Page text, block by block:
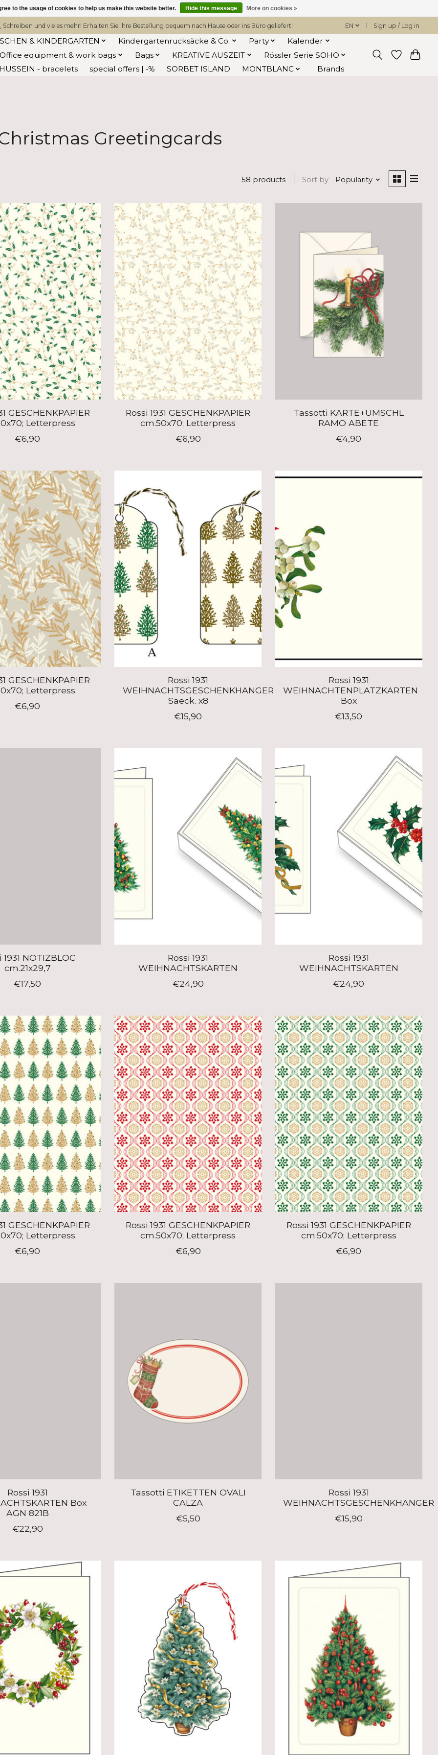
und vieles mehr! Erhalten Sie Ihre Bestellung bequem nach Hause oder ins Büro geliefert! EN Sign up / Log in
& KINDERGARTEN Kindergartenrucksäcke & Co. Party
Kalender
Office equipment & work bags
Bags KREATIVE AUSZEIT
Rössler Serie SOHO
- bracelets
special offers | -% SORBET ISLAND MONTBLANC Brands
Greetingcards
58 products Sort by Popularity
GESCHENKPAPIER
Letterpress
€6,90
Rossi 1931 GESCHENKPAPIER
cm.50x70; Letterpress
€6,90
Tassotti KARTE+UMSCHL
RAMO ABETE
€4,90
GESCHENKPAPIER
Letterpress
€6,90
Rossi 1931
WEIHNACHTSGESCHENKHANGER
Saeck. x8
€15,90
Rossi 1931
WEIHNACHTENPLATZKARTEN
Box
€13,50
1931 NOTIZBLOC
cm.21x29,7
€17,50
Rossi 1931
WEIHNACHTSKARTEN
€24,90
Rossi 1931
WEIHNACHTSKARTEN
€24,90
GESCHENKPAPIER
Letterpress
€6,90
Rossi 1931 GESCHENKPAPIER
cm.50x70; Letterpress
€6,90
Rossi 1931 GESCHENKPAPIER
cm.50x70; Letterpress
€6,90
Rossi 1931
Box
AGN 821B
€22,90
Tassotti ETIKETTEN OVALI
CALZA
€5,50
Rossi 1931
WEIHNACHTSGESCHENKHANGER
€15,90
to the usage of cookies to help us make this website better. Hide this message More on cookies »